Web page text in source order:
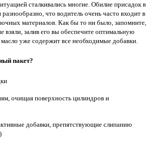
сталкивались многие. Обилие присадок в
что водитель очень часто входит в
материалов. Как бы то ни было, запомните,
взяли, залив его вы обеспечите оптимальную
уже содержит все необходимые добавки.
пакет?
очищая поверхность цилиндров и
добавки, препятствующие слипанию